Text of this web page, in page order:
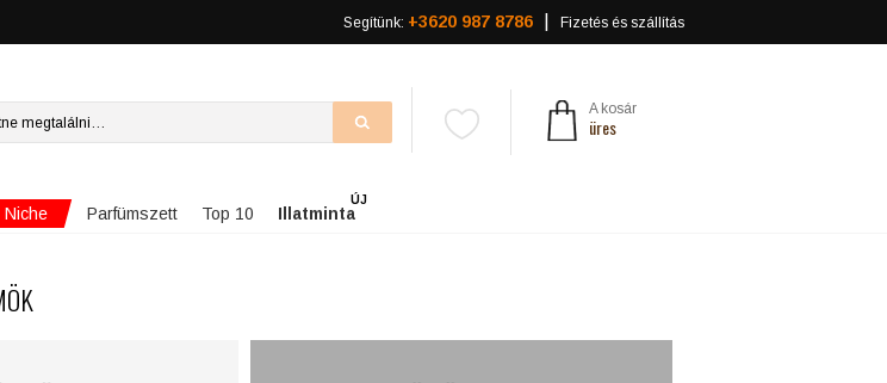
Segítünk: +3620 987 8786 Fizetés és szállítás
A kosár
üres
Niche Parfümszett Top 10 Illatminta
ÚJ